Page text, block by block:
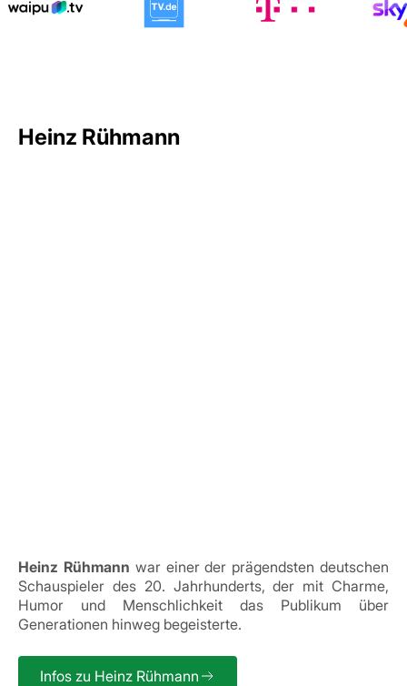
Heinz Rühmann
Heinz Rühmann war einer der prägendsten deutschen
Schauspieler des 20. Jahrhunderts, der mit Charme,
Humor und Menschlichkeit das Publikum über
Generationen hinweg begeisterte.
Infos zu Heinz Rühmann